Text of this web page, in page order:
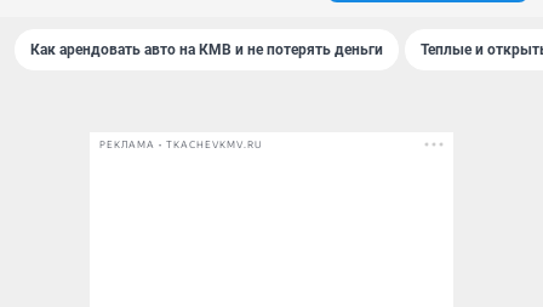
Как арендовать авто на КМВ и не потерять деньги Теплые и
РЕКЛАМА • TKACHEVKMV.RU